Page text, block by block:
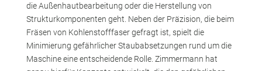
die Außenhautbearbeitung oder die Herstellung von
Strukturkomponenten geht. Neben der Präzision, die beim
Fräsen von Kohlenstofffaser gefragt ist, spielt die
Minimierung gefährlicher Staubabsetzungen rund um die
Maschine eine entscheidende Rolle. Zimmermann hat